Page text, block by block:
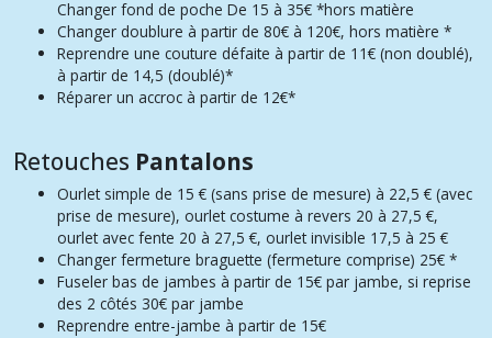
Changer fond de poche De 15 à 35€ *hors matière
Changer doublure à partir de 80€ à 120€, hors matière *
Reprendre une couture défaite à partir de 11€ (non doublé),
à partir de 14,5 (doublé)*
Réparer un accroc à partir de 12€*
Retouches Pantalons
Ourlet simple de 15€ (sans prise de mesure) à 22,5 € (avec
prise de mesure), ourlet costume à revers 20 à 27,5 €,
ourlet avec fente 20 à 27,5 €, ourlet invisible 17,5 à 25 €
Changer fermeture braguette (fermeture comprise) 25€ *
Fuseler bas de jambes à partir de 15€ par jambe, si reprise
des 2 côtés 30€ par jambe
Reprendre entre-jambe à partir de 15€